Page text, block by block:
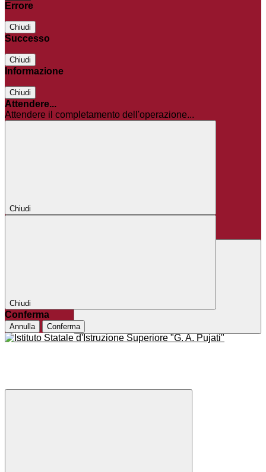
Errore
Chiudi
Successo
Chiudi
Informazione
Chiudi
Attendere...
Attendere il completamento dell'operazione...
Chiudi
Chiudi
Conferma
Annulla Conferma